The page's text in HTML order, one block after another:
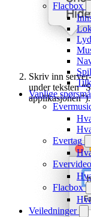
Flacbox
Vanlige
Evertag
Evervideo
Flacbox
Veiledninger
Skriv inn
under teksten
applikasjonen”).